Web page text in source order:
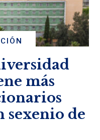
más
sexenio de